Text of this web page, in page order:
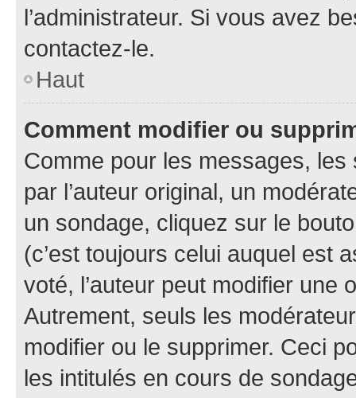
l’administrateur. Si vous avez
contactez-le.
Haut
Comment modifier ou
Comme pour les messages,
par l’auteur original, un
un sondage, cliquez sur le
(c’est toujours celui auquel est
voté, l’auteur peut modifier une
Autrement, seuls les
modifier ou le supprimer. Ceci
les intitulés en cours de